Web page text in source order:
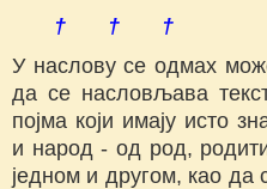
† † †
У наслову се одмах
да се насловљава
појма који имају исто
и народ - од род,
једном и другом, као да